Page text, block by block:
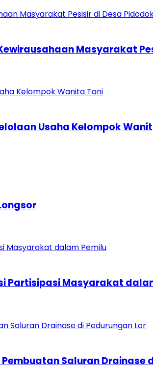
Masyarakat
Usaha Kelompok
Partisipasi Masyarakat
Pembuatan Saluran Drainase